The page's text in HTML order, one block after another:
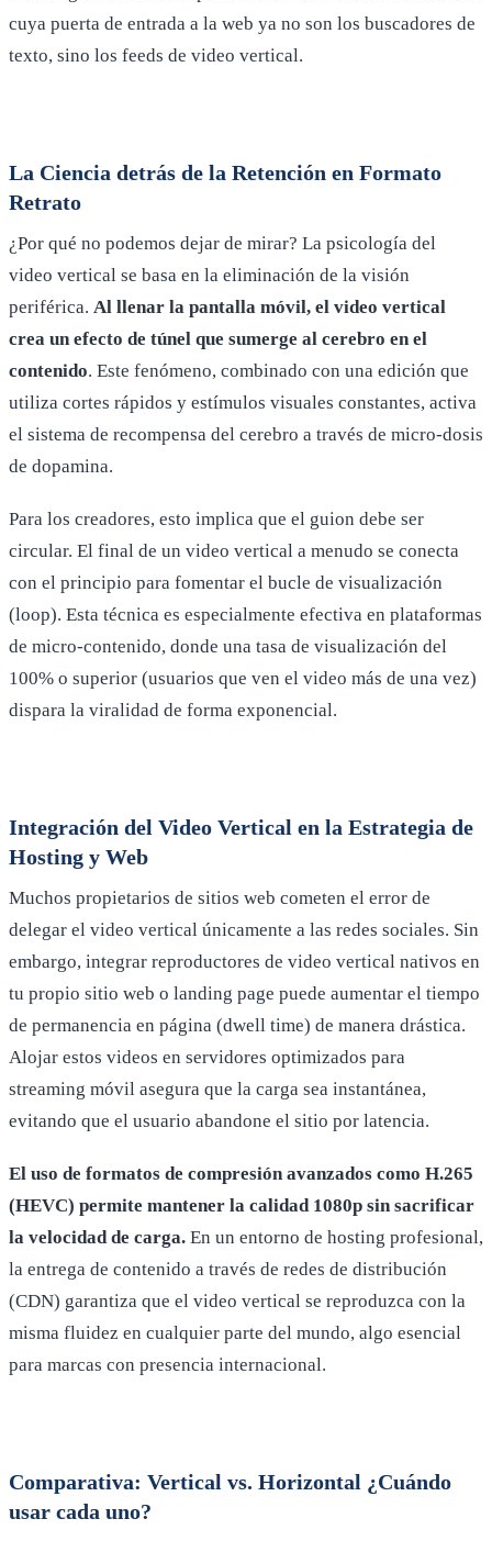
cuya puerta de entrada a la web ya no son los buscadores de
texto, sino los feeds de video vertical.
La Ciencia detrás de la Retención en Formato
Retrato
¿Por qué no podemos dejar de mirar? La psicología del
video vertical se basa en la eliminación de la visión
periférica. Al llenar la pantalla móvil, el video vertical
crea un efecto de túnel que sumerge al cerebro en el
contenido. Este fenómeno, combinado con una edición que
utiliza cortes rápidos y estímulos visuales constantes, activa
el sistema de recompensa del cerebro a través de micro-dosis
de dopamina.
Para los creadores, esto implica que el guion debe ser
circular. El final de un video vertical a menudo se conecta
con el principio para fomentar el bucle de visualización
(loop). Esta técnica es especialmente efectiva en plataformas
de micro-contenido, donde una tasa de visualización del
100% o superior (usuarios que ven el video más de una vez)
dispara la viralidad de forma exponencial.
Integración del Video Vertical en la Estrategia de
Hosting y Web
Muchos propietarios de sitios web cometen el error de
delegar el video vertical únicamente a las redes sociales. Sin
embargo, integrar reproductores de video vertical nativos en
tu propio sitio web o landing page puede aumentar el tiempo
de permanencia en página (dwell time) de manera drástica.
Alojar estos videos en servidores optimizados para
streaming móvil asegura que la carga sea instantánea,
evitando que el usuario abandone el sitio por latencia.
El uso de formatos de compresión avanzados como H.265
(HEVC) permite mantener la calidad 1080p sin sacrificar
la velocidad de carga. En un entorno de hosting profesional,
la entrega de contenido a través de redes de distribución
(CDN) garantiza que el video vertical se reproduzca con la
misma fluidez en cualquier parte del mundo, algo esencial
para marcas con presencia internacional.
Comparativa: Vertical vs. Horizontal ¿Cuándo
usar cada uno?